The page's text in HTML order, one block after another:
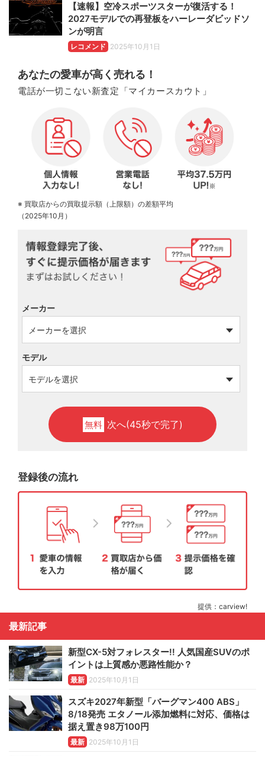
【速報】空冷スポーツスターが復活する！
2027モデルでの再登板をハーレーダビッドソ
ンが明言
レコメンド 2025年10月1日
あなたの愛車が高く売れる！
電話が一切こない新査定「マイカースカウト」
※ 買取店からの買取提示額（上限額）の差額平均
（2025年10月）
メーカー
モデル
無料 次へ(45秒で完了)
登録後の流れ
提供：carview!
最新記事
新型CX-5対フォレスター!! 人気国産SUVのポ
イントは上質感か悪路性能か？
最新 2025年10月1日
スズキ2027年新型「バーグマン400 ABS」
8/18発売 エタノール添加燃料に対応、価格は
据え置き98万100円
最新 2025年10月1日